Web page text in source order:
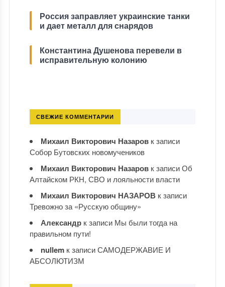
Россия заправляет украинские танки
и дает металл для снарядов
Константина Душенова перевели в
исправительную колонию
СВЕЖИЕ КОММЕНТАРИИ
Михаил Викторович Назаровк записи
Собор Бутовских новомучеников
Михаил Викторович Назаровк записиОб
Алтайском РКН, СВО и лояльности власти
Михаил Викторович НАЗАРОВ к записи
Тревожно за «Русскую общину»
Александрк записи Мы были тогда на
правильном пути!
nullemк записиСАМОДЕРЖАВИЕ И
АБСОЛЮТИЗМ